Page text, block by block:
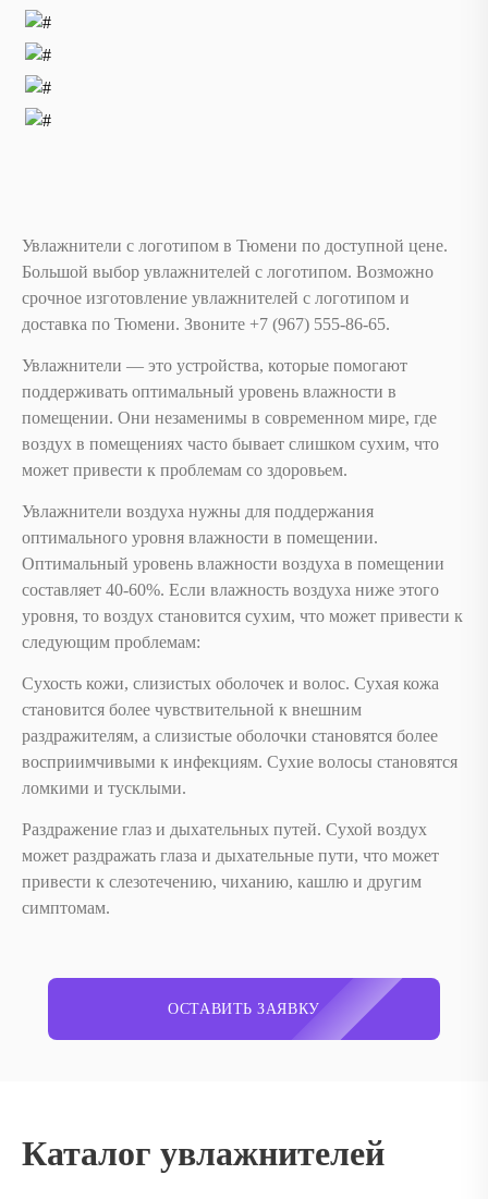
Увлажнители — это устройства, которые помогают
поддерживать оптимальный уровень влажности в
помещении. Они незаменимы в современном мире, где
воздух в помещениях часто бывает слишком сухим, что
может привести к проблемам со здоровьем.
Увлажнители воздуха нужны для поддержания
оптимального уровня влажности в помещении.
Оптимальный уровень влажности воздуха в помещении
составляет 40-60%. Если влажность воздуха ниже этого
уровня, то воздух становится сухим, что может привести к
следующим проблемам:
Сухость кожи, слизистых оболочек и волос. Сухая кожа
становится более чувствительной к внешним
раздражителям, а слизистые оболочки становятся более
восприимчивыми к инфекциям. Сухие волосы становятся
ломкими и тусклыми.
Раздражение глаз и дыхательных путей. Сухой воздух
может раздражать глаза и дыхательные пути, что может
привести к слезотечению, чиханию, кашлю и другим
симптомам.
Увлажнители с логотипом в Тюмени по доступной цене.
Большой выбор увлажнителей с логотипом. Возможно
срочное изготовление увлажнителей с логотипом и
доставка по Тюмени. Звоните +7 (967) 555-86-65.
ОСТАВИТЬ ЗАЯВКУ
Каталог увлажнителей